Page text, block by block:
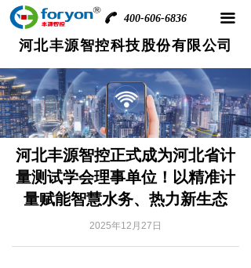
河北丰源智控科技股份有限公司
400-606-6836 끀
河北丰源智控正式成为河北省计
量测试学会理事单位！以精准计
量赋能智慧水务、热力新生态
2025年12月27日